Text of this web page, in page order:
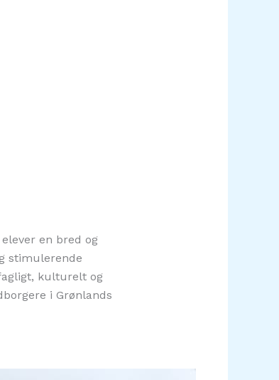
en bred og
stimulerende
kulturelt og
i Grønlands